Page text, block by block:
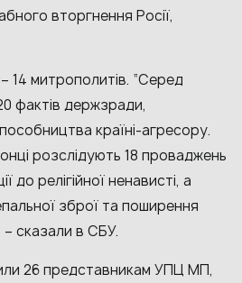
вторгнення Росії,
14 митрополитів. “Серед
фактів держзради,
країні-агресору.
розслідують 18 проваджень
до релігійної ненависті, а
зброї та поширення
– сказали в СБУ.
26 представникам УПЦ МП,